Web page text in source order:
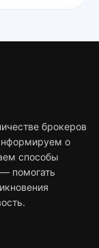
брокеров
о
способы
помогать